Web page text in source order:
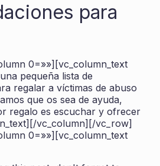
para
0=»»][vc_column_text
pequeña lista de
regalar a víctimas de abuso
que os sea de ayuda,
regalo es escuchar y ofrecer
vc_column][/vc_row]
0=»»][vc_column_text